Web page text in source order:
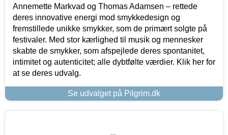
Annemette Markvad og Thomas Adamsen – rettede
deres innovative energi mod smykkedesign og
fremstillede unikke smykker, som de primært solgte på
festivaler. Med stor kærlighed til musik og mennesker
skabte de smykker, som afspejlede deres spontanitet,
intimitet og autenticitet; alle dybtfølte værdier. Klik her for
at se deres udvalg.
Se udvalget på Pilgrim.dk